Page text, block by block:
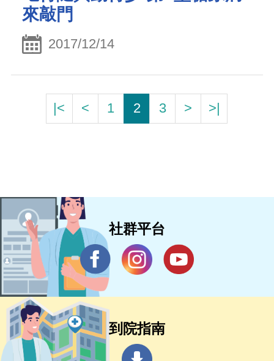
來敲門
2017/12/14
|< < 1 2 3 > >|
社群平台
到院指南